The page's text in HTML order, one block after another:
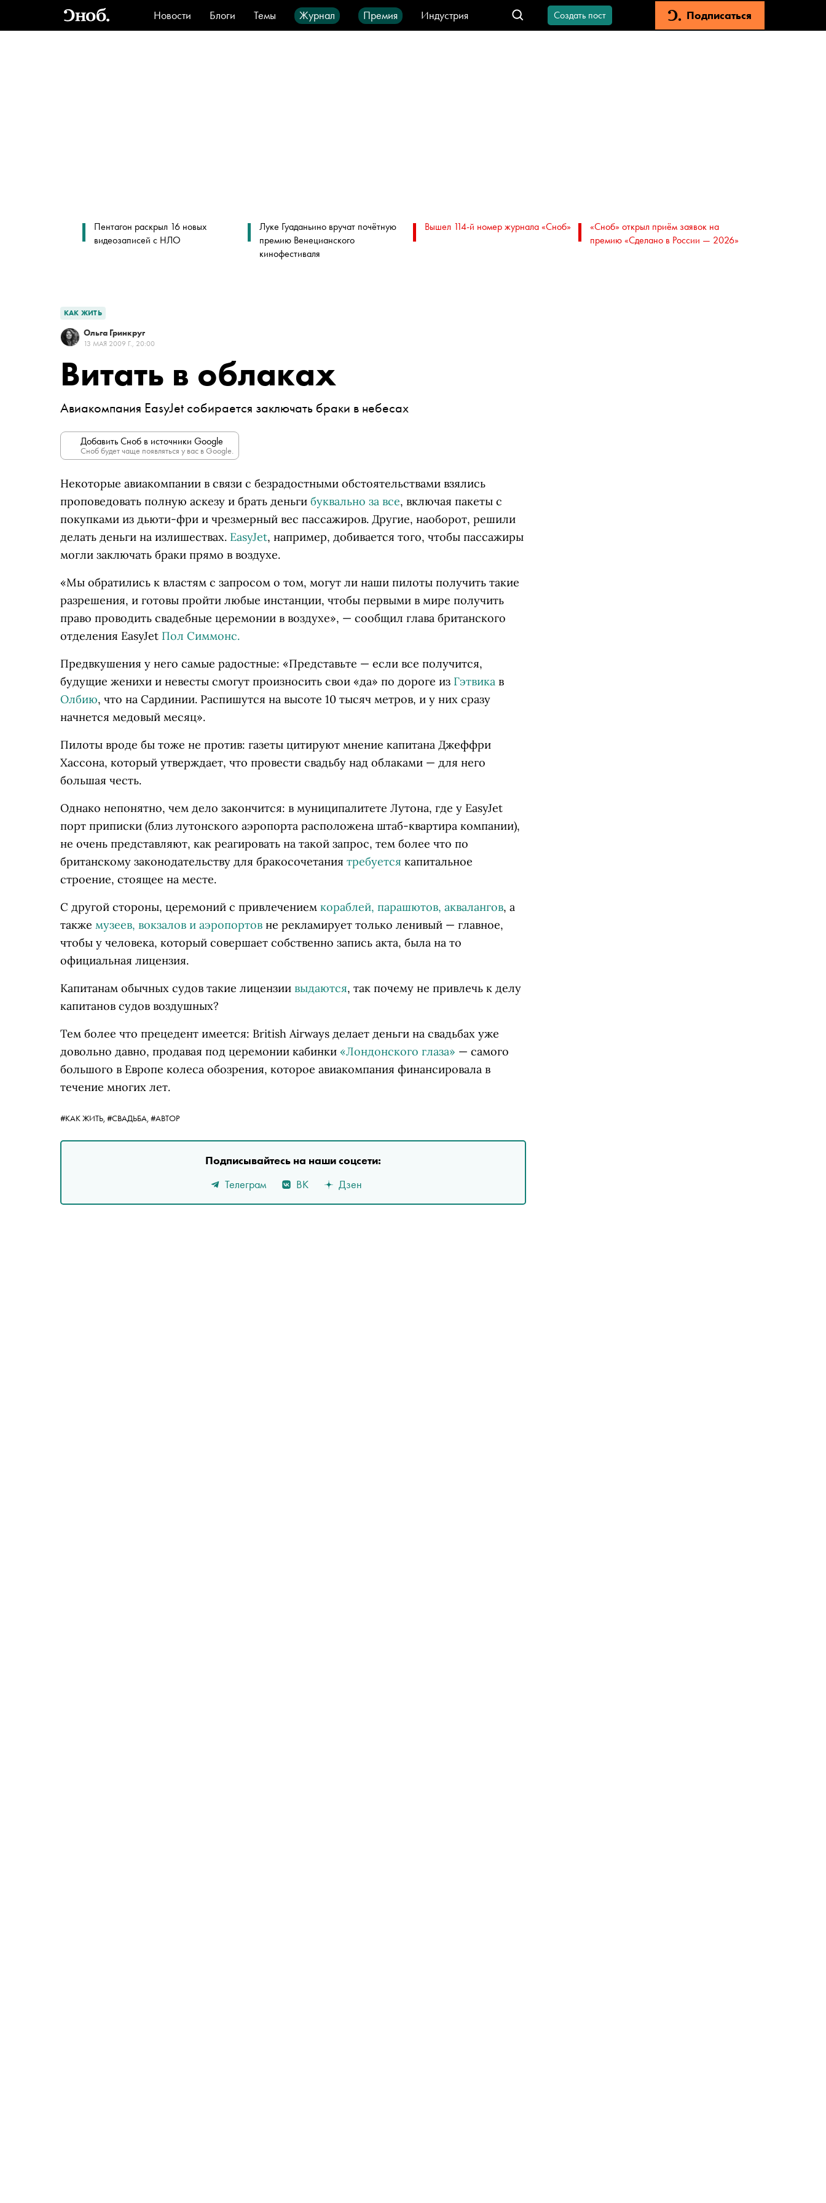
Новости Блоги Темы Журнал Премия
Индустрия
Стиль
Видео Город IT-продукты
Создать пост Подписаться
Пентагон раскрыл 16 новых
видеозаписей с НЛО
Луке Гуаданьино вручат почётную
премию Венецианского
кинофестиваля
Вышел 114-й номер журнала «Сноб»
«Сноб» открыл приём заявок на
премию «Сделано в России — 2026»
КАК ЖИТЬ
Ольга Гринкруг
13 МАЯ 2009 Г., 20:00
Витать в облаках
Авиакомпания EasyJet собирается заключать браки в небесах
Добавить Сноб в источники Google
Сноб будет чаще появляться у вас в Google.
Некоторые авиакомпании в связи с безрадостными обстоятельствами взялись
проповедовать полную аскезу и брать деньги буквально за все, включая пакеты с
покупками из дьюти-фри и чрезмерный вес пассажиров. Другие, наоборот, решили
делать деньги на излишествах. EasyJet, например, добивается того, чтобы пассажиры
могли заключать браки прямо в воздухе.
«Мы обратились к властям с запросом о том, могут ли наши пилоты получить такие
разрешения, и готовы пройти любые инстанции, чтобы первыми в мире получить
право проводить свадебные церемонии в воздухе», — сообщил глава британского
отделения EasyJet Пол Симмонс.
Предвкушения у него самые радостные: «Представьте — если все получится,
будущие женихи и невесты смогут произносить свои «да» по дороге из Гэтвика в
Олбию, что на Сардинии. Распишутся на высоте 10 тысяч метров, и у них сразу
начнется медовый месяц».
Пилоты вроде бы тоже не против: газеты цитируют мнение капитана Джеффри
Хассона, который утверждает, что провести свадьбу над облаками — для него
большая честь.
Однако непонятно, чем дело закончится: в муниципалитете Лутона, где у EasyJet
порт приписки (близ лутонского аэропорта расположена штаб-квартира компании),
не очень представляют, как реагировать на такой запрос, тем более что по
британскому законодательству для бракосочетания требуется капитальное
строение, стоящее на месте.
С другой стороны, церемоний с привлечением кораблей, парашютов, аквалангов, а
также музеев, вокзалов и аэропортов не рекламирует только ленивый — главное,
чтобы у человека, который совершает собственно запись акта, была на то
официальная лицензия.
Капитанам обычных судов такие лицензии выдаются, так почему не привлечь к делу
капитанов судов воздушных?
Тем более что прецедент имеется: British Airways делает деньги на свадьбах уже
довольно давно, продавая под церемонии кабинки «Лондонского глаза» — самого
большого в Европе колеса обозрения, которое авиакомпания финансировала в
течение многих лет.
#КАК ЖИТЬ, #СВАДЬБА, #АВТОР
Подписывайтесь на наши соцсети:
Телеграм
ВК Дзен